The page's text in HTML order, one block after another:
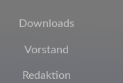
Downloads
Vorstand
Redaktion